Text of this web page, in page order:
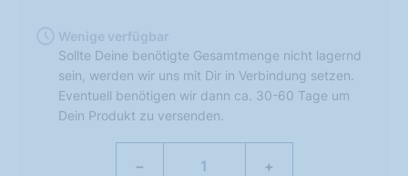
Wenige verfügbar
Sollte Deine benötigte Gesamtmenge nicht lagernd
sein, werden wir uns mit Dir in Verbindung setzen.
Eventuell benötigen wir dann ca. 30-60 Tage um
Dein Produkt zu versenden.
− +